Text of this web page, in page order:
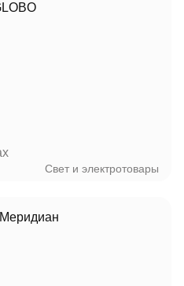
Свет и электротовары